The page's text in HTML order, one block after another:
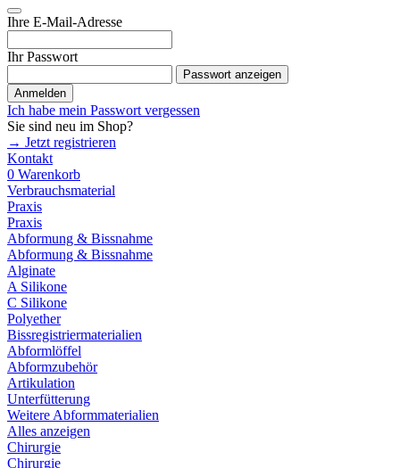
Ihre E-Mail-Adresse
Ihr Passwort
Passwort anzeigen
Anmelden
Ich habe mein Passwort vergessen
Sie sind neu im Shop?
→ Jetzt registrieren
Kontakt
0 Warenkorb
Verbrauchsmaterial
Praxis
Praxis
Abformung & Bissnahme
Abformung & Bissnahme
Alginate
A Silikone
C Silikone
Polyether
Bissregistriermaterialien
Abformlöffel
Abformzubehör
Artikulation
Unterfütterung
Weitere Abformmaterialien
Alles anzeigen
Chirurgie
Chirurgie